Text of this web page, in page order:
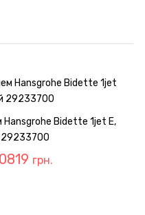
Hansgrohe Bidette 1jet E,
29233700
грн.